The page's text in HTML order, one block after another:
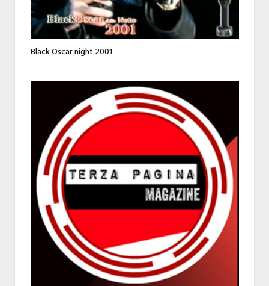
Black Oscar night 2001